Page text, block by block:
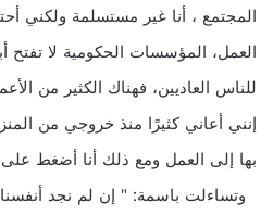
المجتمع ، أنا غير مستسلمة ولكني
العمل، المؤسسات الحكومية لا تفتح
للناس العاديين، فهناك الكثير من
إنني أعاني كثيرًا منذ خروجي من
بها إلى العمل ومع ذلك أنا أضغط
وتساءلت باسمة: " إن لم نجد